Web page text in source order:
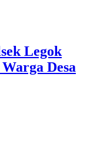
Legok
Desa